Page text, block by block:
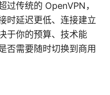
过传统的 OpenVPN，
时延迟更低、连接建立
于你的预算、技术能
否需要随时切换到商用